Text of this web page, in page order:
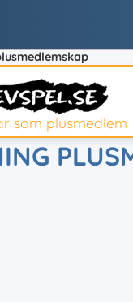
som plusmedlem